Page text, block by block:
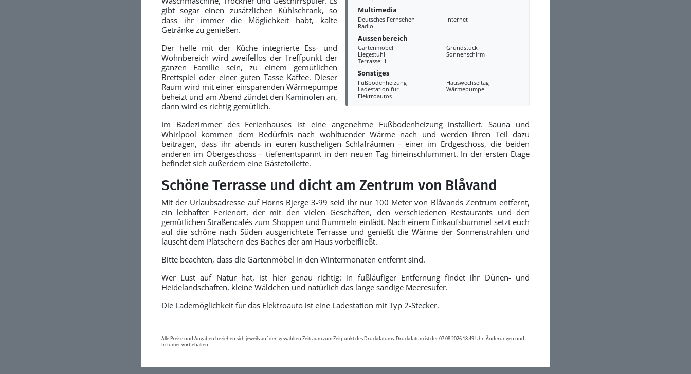
Multimedia
Deutsches Fernsehen
Internet
Radio
Aussenbereich
Gartenmöbel
Grundstück
Liegestuhl
Sonnenschirm
Terrasse: 1
Sonstiges
Fußbodenheizung
Hauswechseltag
Ladestation für
Elektroautos
Wärmepumpe
gibt sogar einen zusätzlichen Kühlschrank, so
dass ihr immer die Möglichkeit habt, kalte
Getränke zu genießen.
Der helle mit der Küche integrierte Ess- und
Wohnbereich wird zweifellos der Treffpunkt der
ganzen Familie sein, zu einem gemütlichen
Brettspiel oder einer guten Tasse Kaffee. Dieser
Raum wird mit einer einsparenden Wärmepumpe
beheizt und am Abend zündet den Kaminofen an,
dann wird es richtig gemütlich.
Im Badezimmer des Ferienhauses ist eine angenehme Fußbodenheizung installiert. Sauna und
Whirlpool kommen dem Bedürfnis nach wohltuender Wärme nach und werden ihren Teil dazu
beitragen, dass ihr abends in euren kuscheligen Schlafräumen - einer im Erdgeschoss, die beiden
anderen im Obergeschoss – tiefenentspannt in den neuen Tag hineinschlummert. In der ersten Etage
befindet sich außerdem eine Gästetoilette.
Schöne Terrasse und dicht am Zentrum von Blåvand
Mit der Urlaubsadresse auf Horns Bjerge 3-99 seid ihr nur 100 Meter von Blåvands Zentrum entfernt,
ein lebhafter Ferienort, der mit den vielen Geschäften, den verschiedenen Restaurants und den
gemütlichen Straßencafés zum Shoppen und Bummeln einlädt. Nach einem Einkaufsbummel setzt euch
auf die schöne nach Süden ausgerichtete Terrasse und genießt die Wärme der Sonnenstrahlen und
lauscht dem Plätschern des Baches der am Haus vorbeifließt.
Bitte beachten, dass die Gartenmöbel in den Wintermonaten entfernt sind.
Wer Lust auf Natur hat, ist hier genau richtig: in fußläufiger Entfernung findet ihr Dünen- und
Heidelandschaften, kleine Wäldchen und natürlich das lange sandige Meeresufer.
Die Lademöglichkeit für das Elektroauto ist eine Ladestation mit Typ 2-Stecker.
Alle Preise und Angaben beziehen sich jeweils auf den gewählten Zeitraum zum Zeitpunkt des Druckdatums. Druckdatum ist der 07.08.2026 18:49 Uhr. Änderungen und
Irrtümer vorbehalten.